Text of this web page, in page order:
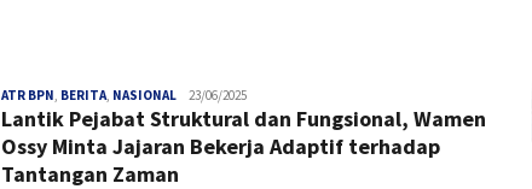
ATR BPN, BERITA, NASIONAL admin
23/06/2025
Lantik Pejabat Struktural dan Fungsional, Wamen
Ossy Minta Jajaran Bekerja Adaptif terhadap
Tantangan Zaman